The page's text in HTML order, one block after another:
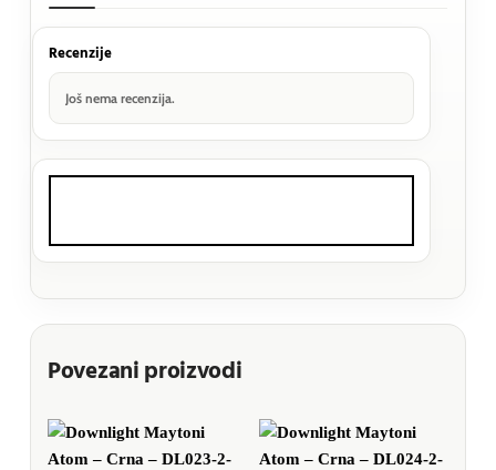
Recenzije
Još nema recenzija.
Povezani proizvodi